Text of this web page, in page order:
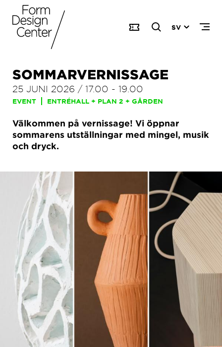
SV
SOMMARVERNISSAGE
25 JUNI 2026 / 17.00 - 19.00
EVENT ENTRÉHALL + PLAN 2 + GÅRDEN
Välkommen på vernissage! Vi öppnar
sommarens utställningar med mingel, musik
och dryck.